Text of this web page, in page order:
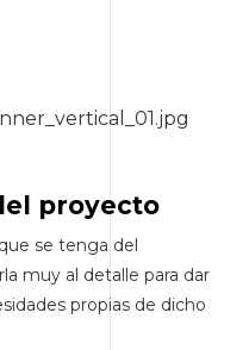
proyecto
se tenga del
muy al detalle para dar
propias de dicho